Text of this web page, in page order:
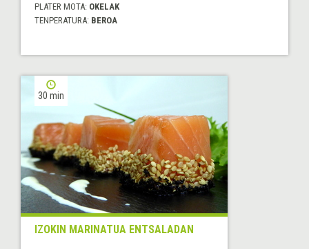
PLATER MOTA: OKELAK
TENPERATURA: BEROA
30 min
IZOKIN MARINATUA ENTSALADAN